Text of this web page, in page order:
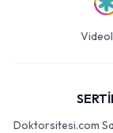
Doktorsitesi.com